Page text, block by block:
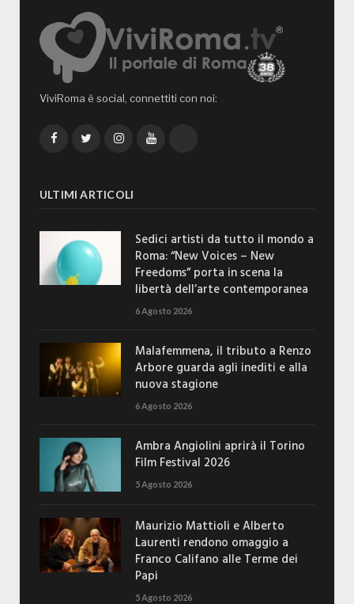
ViviRoma è social, connettiti con noi:
FacebookTwitterInstagramYouTube
ULTIMI ARTICOLI
Sedici artisti da tutto il mondo a
Roma: “New Voices – New
Freedoms” porta in scena la
libertà dell’arte contemporanea
6 Agosto 2026
Malafemmena, il tributo a Renzo
Arbore guarda agli inediti e alla
nuova stagione
6 Agosto 2026
Ambra Angiolini aprirà il Torino
Film Festival 2026
5 Agosto 2026
Maurizio Mattioli e Alberto
Laurenti rendono omaggio a
Franco Califano alle Terme dei
Papi
5 Agosto 2026